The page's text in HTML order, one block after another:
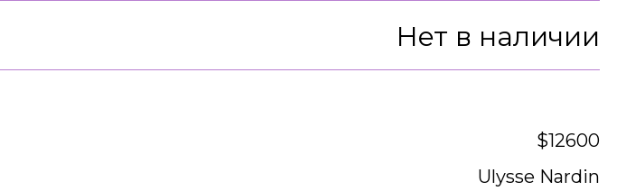
Нет в наличии
$12600
Ulysse Nardin